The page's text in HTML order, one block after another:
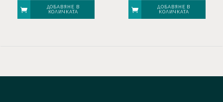
was:
€ 229,00.
€ 137,40.
ДОБАВЯНЕ В
КОЛИЧКАТА
ДОБАВЯНЕ В
КОЛИЧКАТА